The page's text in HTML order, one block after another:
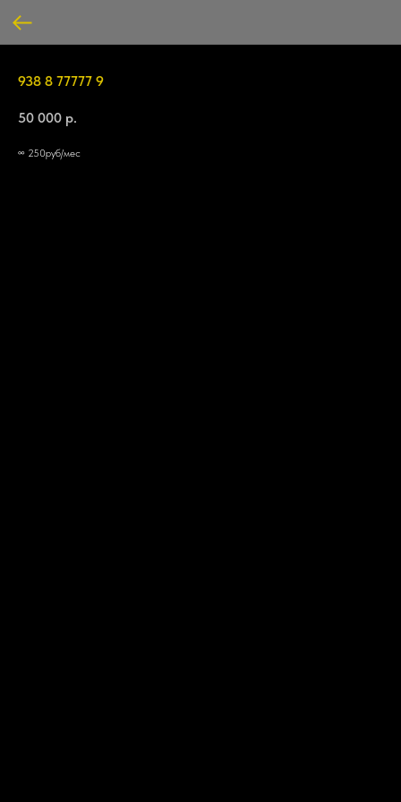
938 8 77777 9
50 000 р.
∞ 250руб/мес